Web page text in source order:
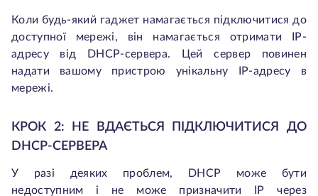
Коли будь-який гаджет намагається підключитися до
доступної мережі, він намагається отримати IP-
адресу від DHCP-сервера. Цей сервер повинен
надати вашому пристрою унікальну IP-адресу в
мережі.
КРОК 2: НЕ ВДАЄТЬСЯ ПІДКЛЮЧИТИСЯ ДО
DHCP-СЕРВЕРА
У разі деяких проблем, DHCP може бути
недоступним і не може призначити IP через